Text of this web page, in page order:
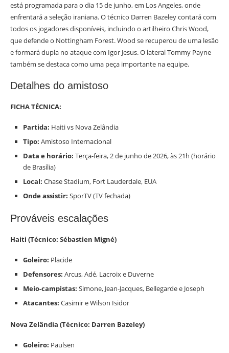
está programada para o dia 15 de junho, em Los Angeles, onde
enfrentará a seleção iraniana. O técnico Darren Bazeley contará com
todos os jogadores disponíveis, incluindo o artilheiro Chris Wood,
que defende o Nottingham Forest. Wood se recuperou de uma lesão
e formará dupla no ataque com Igor Jesus. O lateral Tommy Payne
também se destaca como uma peça importante na equipe.
Detalhes do amistoso
FICHA TÉCNICA:
Partida: Haiti vs Nova Zelândia
Tipo: Amistoso Internacional
Data e horário: Terça-feira, 2 de junho de 2026, às 21h (horário
de Brasília)
Local: Chase Stadium, Fort Lauderdale, EUA
Onde assistir: SporTV (TV fechada)
Prováveis escalações
Haiti (Técnico: Sébastien Migné)
Goleiro: Placide
Defensores: Arcus, Adé, Lacroix e Duverne
Meio-campistas: Simone, Jean-Jacques, Bellegarde e Joseph
Atacantes: Casimir e Wilson Isidor
Nova Zelândia (Técnico: Darren Bazeley)
Goleiro: Paulsen